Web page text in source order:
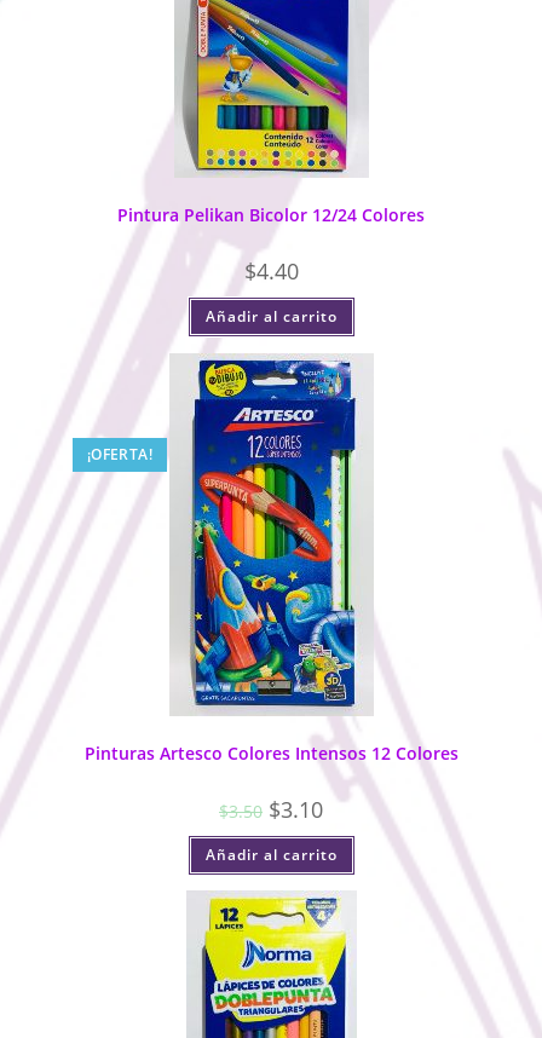
Pintura Pelikan Bicolor 12/24 Colores
$4.40
Añadir al carrito
¡OFERTA!
Pinturas Artesco Colores Intensos 12 Colores
$3.50 $3.10
Añadir al carrito